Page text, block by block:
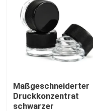
Maßgeschneiderter
Druckkonzentrat
schwarzer